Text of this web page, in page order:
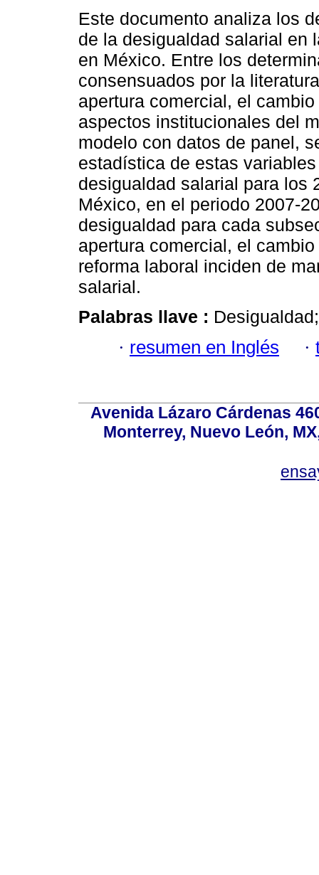
Este documento analiza los
de la desigualdad salarial en
en México. Entre los
consensuados por la
apertura comercial, el
aspectos institucionales del
modelo con datos de panel,
estadística de estas
desigualdad salarial para los
México, en el periodo 2007-
desigualdad para cada
apertura comercial, el
reforma laboral inciden de
salarial.
Palabras llave :
· resumen en Inglés ·
Avenida Lázaro Cárdenas
Monterrey, Nuevo León,